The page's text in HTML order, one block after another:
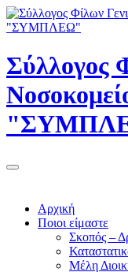
Σύλλογος
Αρχική
Ποιοι είμαστε
Σκοπός –
Μέλη